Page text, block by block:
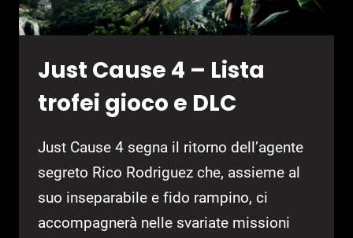
Just Cause 4 – Lista
trofei gioco e DLC
Just Cause 4 segna il ritorno dell’agente
segreto Rico Rodriguez che, assieme al
suo inseparabile e fido rampino, ci
accompagnerà nelle svariate missioni